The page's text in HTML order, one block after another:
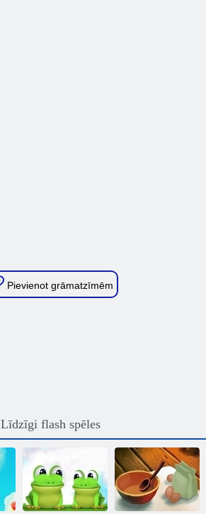
Pievienot grāmatzīmēm
Līdzīgi flash spēles